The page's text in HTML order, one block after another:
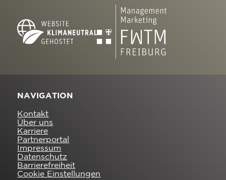
NAVIGATION
Kontakt
Über uns
Karriere
Partnerportal
Impressum
Datenschutz
Barrierefreiheit
Cookie Einstellungen